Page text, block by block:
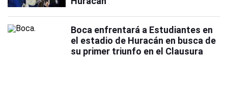
Boca enfrentará a Estudiantes en
el estadio de Huracán en busca de
su primer triunfo en el Clausura